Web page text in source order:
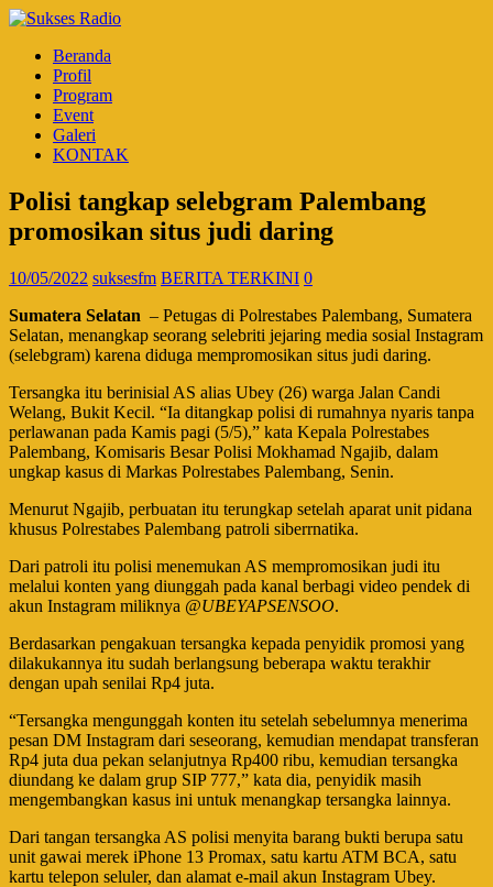
Beranda
Profil
Program
Event
Galeri
KONTAK
Polisi tangkap selebgram Palembang
promosikan situs judi daring
10/05/2022 suksesfm BERITA TERKINI 0
Sumatera Selatan – Petugas di Polrestabes Palembang, Sumatera
Selatan, menangkap seorang selebriti jejaring media sosial Instagram
(selebgram) karena diduga mempromosikan situs judi daring.
Tersangka itu berinisial AS alias Ubey (26) warga Jalan Candi
Welang, Bukit Kecil. “Ia ditangkap polisi di rumahnya nyaris tanpa
perlawanan pada Kamis pagi (5/5),” kata Kepala Polrestabes
Palembang, Komisaris Besar Polisi Mokhamad Ngajib, dalam
ungkap kasus di Markas Polrestabes Palembang, Senin.
Menurut Ngajib, perbuatan itu terungkap setelah aparat unit pidana
khusus Polrestabes Palembang patroli siberrnatika.
Dari patroli itu polisi menemukan AS mempromosikan judi itu
melalui konten yang diunggah pada kanal berbagi video pendek di
akun Instagram miliknya @UBEYAPSENSOO.
Berdasarkan pengakuan tersangka kepada penyidik promosi yang
dilakukannya itu sudah berlangsung beberapa waktu terakhir
dengan upah senilai Rp4 juta.
“Tersangka mengunggah konten itu setelah sebelumnya menerima
pesan DM Instagram dari seseorang, kemudian mendapat transferan
Rp4 juta dua pekan selanjutnya Rp400 ribu, kemudian tersangka
diundang ke dalam grup SIP 777,” kata dia, penyidik masih
mengembangkan kasus ini untuk menangkap tersangka lainnya.
Dari tangan tersangka AS polisi menyita barang bukti berupa satu
unit gawai merek iPhone 13 Promax, satu kartu ATM BCA, satu
kartu telepon seluler, dan alamat e-mail akun Instagram Ubey.